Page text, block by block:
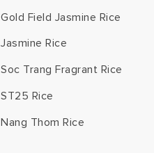
Gold Field Jasmine Rice
Jasmine Rice
Soc Trang Fragrant Rice
ST25 Rice
Nang Thom Rice